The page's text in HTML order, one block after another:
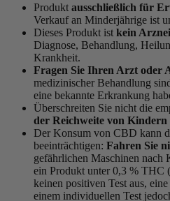
Produkt ausschließlich für
Verkauf an Minderjährige ist
Dieses Produkt ist kein
Diagnose, Behandlung,
Krankheit.
Fragen Sie Ihren Arzt oder
medizinischer Behandlung
eine bekannte Erkrankung
Überschreiten Sie nicht die
der Reichweite von Kindern
Der Konsum von CBD kann
beeinträchtigen: Fahren Sie
gefährlichen Maschinen nach
ein Produkt unter 0,3 % THC
keinen positiven Test aus,
einem individuellen Test